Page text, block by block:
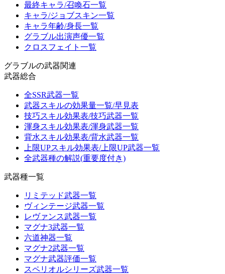
最終キャラ/召喚石一覧
キャラ/ジョブスキン一覧
キャラ年齢/身長一覧
グラブル出演声優一覧
クロスフェイト一覧
グラブルの武器関連
武器総合
全SSR武器一覧
武器スキルの効果量一覧/早見表
技巧スキル効果表/技巧武器一覧
渾身スキル効果表/渾身武器一覧
背水スキル効果表/背水武器一覧
上限UPスキル効果表/上限UP武器一覧
全武器種の解説(重要度付き)
武器種一覧
リミテッド武器一覧
ヴィンテージ武器一覧
レヴァンス武器一覧
マグナ3武器一覧
六道神器一覧
マグナ2武器一覧
マグナ武器評価一覧
スペリオルシリーズ武器一覧